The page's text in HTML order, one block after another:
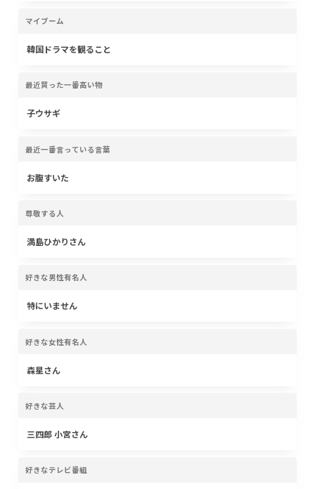
マイブーム
韓国ドラマを観ること
最近買った一番高い物
子ウサギ
最近一番言っている言葉
お腹すいた
尊敬する人
満島ひかりさん
好きな男性有名人
特にいません
好きな女性有名人
森星さん
好きな芸人
三四郎 小宮さん
好きなテレビ番組